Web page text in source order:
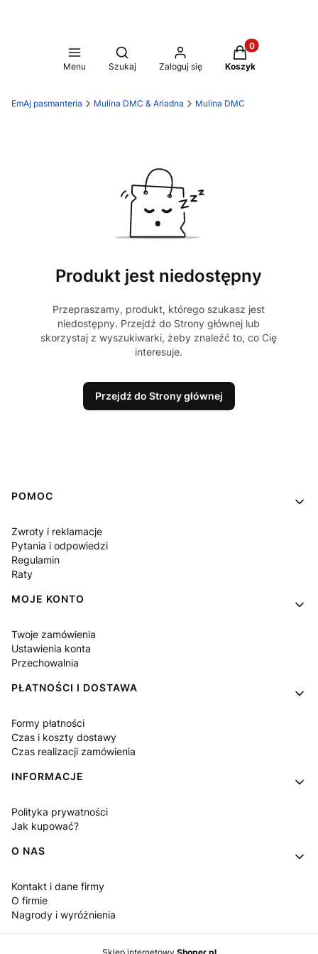
Menu
Otwórz wyszukiwarkę
Szukaj Zaloguj się
Produkty w
Koszyk
EmAj pasmanteria Mulina DMC & Ariadna Mulina DMC
Produkt jest niedostępny
Przepraszamy, produkt, którego szukasz jest
niedostępny. Przejdź do Strony głównej lub
skorzystaj z wyszukiwarki, żeby znaleźć to, co Cię
interesuje.
Przejdź do Strony głównej
Linki w stopce
POMOC
Zwroty i reklamacje
Pytania i odpowiedzi
Regulamin
Raty
MOJE KONTO
Twoje zamówienia
Ustawienia konta
Przechowalnia
PŁATNOŚCI I DOSTAWA
Formy płatności
Czas i koszty dostawy
Czas realizacji zamówienia
INFORMACJE
Polityka prywatności
Jak kupować?
O NAS
Kontakt i dane firmy
O firmie
Nagrody i wyróżnienia